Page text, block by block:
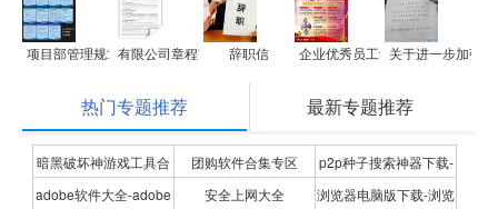
项目部管理规章制度有限公司章程范文 辞职信 企业优秀员工评选标准细则
关于进一步加强
热门专题推荐 最新专题推荐
暗黑破坏神游戏工具合
集
团购软件合集专区
p2p种子搜索神器下载-
P2P种子搜索神器专题
adobe软件大全-adobe 安全上网大全 浏览器电脑版下载-浏览